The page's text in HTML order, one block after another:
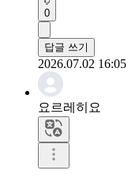
0
답글 쓰기
2026.07.02 16:05
요르레히요